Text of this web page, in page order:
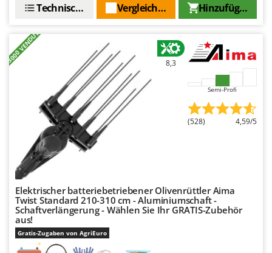
Hinzufügen
Vergleichen Sie
Technische Daten
+3000 VENDUTI 8,3
Semi-Profi
(528) 4,59/5
Elektrischer batteriebetriebener Olivenrüttler Aima
Twist Standard 210-310 cm - Aluminiumschaft -
Schaftverlängerung - Wählen Sie Ihr GRATIS-Zubehör
aus!
Gratis-Zugaben von AgriEuro